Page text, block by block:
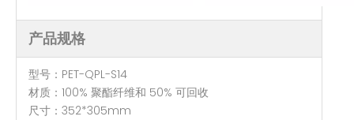
产品规格
型号：PET-QPL-S14
材质：100% 聚酯纤维和 50% 可回收
尺寸：352*305mm